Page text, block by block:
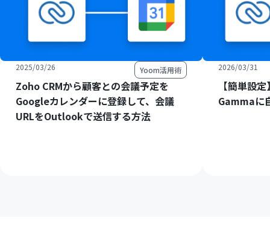
2025/03/26 Yoom活用術
Zoho CRMから顧客との会議予定を
Googleカレンダーに登録して、会議
URLをOutlookで送信する方法
2026/03/31
【簡単設
Gammaに